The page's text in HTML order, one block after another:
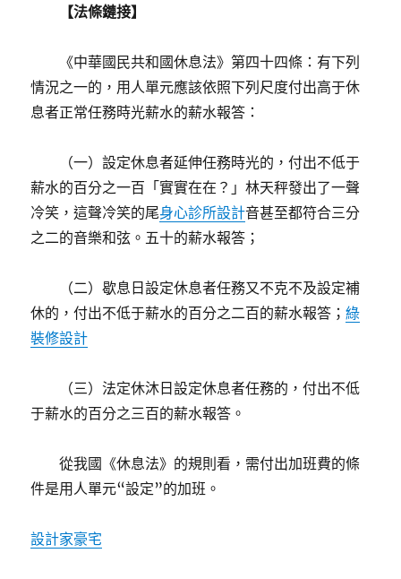
【法條鏈接】
《中華國民共和國休息法》第四十四條：有下列
情況之一的，用人單元應該依照下列尺度付出高于休
息者正常任務時光薪水的薪水報答：
（一）設定休息者延伸任務時光的，付出不低于
薪水的百分之一百「實實在在？」林天秤發出了一聲
冷笑，這聲冷笑的尾身心診所設計音甚至都符合三分
之二的音樂和弦。五十的薪水報答；
（二）歇息日設定休息者任務又不克不及設定補
休的，付出不低于薪水的百分之二百的薪水報答；綠
裝修設計
（三）法定休沐日設定休息者任務的，付出不低
于薪水的百分之三百的薪水報答。
從我國《休息法》的規則看，需付出加班費的條
件是用人單元“設定”的加班。
設計家豪宅